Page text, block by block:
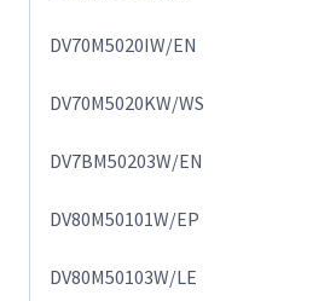
DV70M5020IW/EN
DV70M5020KW/WS
DV7BM50203W/EN
DV80M50101W/EP
DV80M50103W/LE